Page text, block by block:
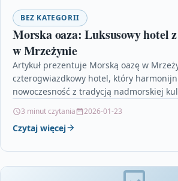
BEZ KATEGORII
Morska oaza: Luksusowy hotel
w Mrzeżynie
Artykuł prezentuje Morską oazę w
czterogwiazdkowy hotel, który
nowoczesność z tradycją nadmorskiej
3 minut czytania 2026-01-23
Czytaj więcej